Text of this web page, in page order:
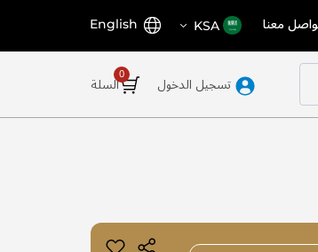
معنا اختر
المتجر
KSA اللغة English
السلة تسجيل الدخول